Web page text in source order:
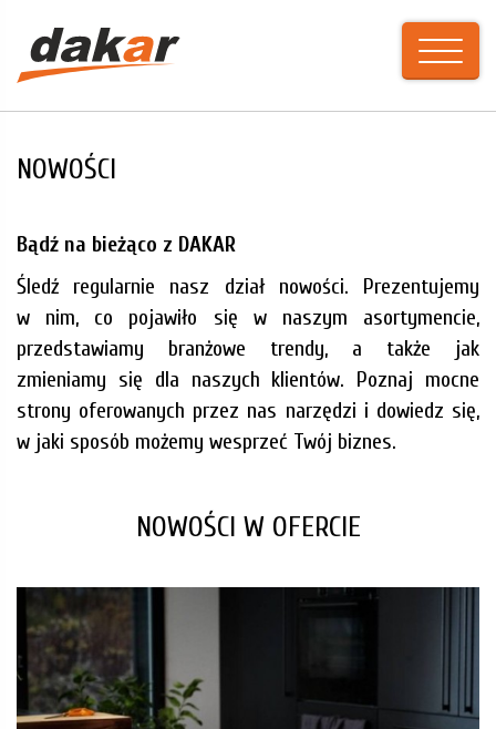
NOWOŚCI
Bądź na bieżąco z DAKAR
Śledź regularnie nasz dział nowości. Prezentujemy
w nim, co pojawiło się w naszym asortymencie,
przedstawiamy branżowe trendy, a także jak
zmieniamy się dla naszych klientów. Poznaj mocne
strony oferowanych przez nas narzędzi i dowiedz się,
w jaki sposób możemy wesprzeć Twój biznes.
NOWOŚCI W OFERCIE